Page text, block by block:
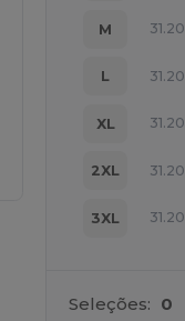
M 31.20
L 31.20
XL 31.20
2XL 31.20
3XL 31.20
Seleções: 0